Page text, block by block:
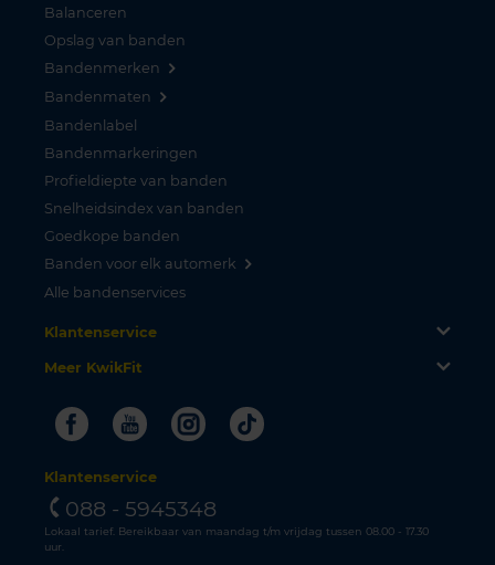
Balanceren
Opslag van banden
Bandenmerken
Bandenmaten
Bandenlabel
Bandenmarkeringen
Profieldiepte van banden
Snelheidsindex van banden
Goedkope banden
Banden voor elk automerk
Alle bandenservices
Klantenservice
Meer KwikFit
FacebookYoutubeInstagram
Tiktok
Klantenservice
088 - 5945348
Lokaal tarief. Bereikbaar van maandag t/m vrijdag tussen 08.00 - 17.30
uur.